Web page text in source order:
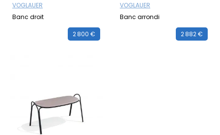
VOGLAUER
Banc droit
2 800 €
VOGLAUER
Banc arrondi
2 882 €